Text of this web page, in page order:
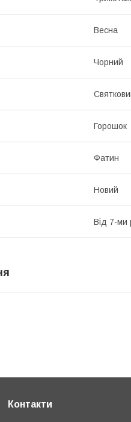
Весна
Чорний
Горошок
Фатин
Новий
Від 7-ми
Контакти